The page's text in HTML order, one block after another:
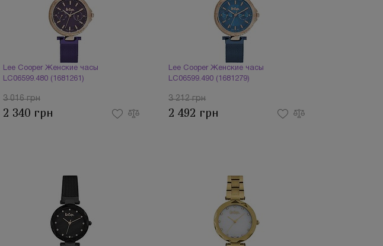
Lee Cooper Женские часы
LC06599.480 (1681261)
3 016 грн
2 340 грн
Lee Cooper Женские часы
LC06599.490 (1681279)
3 212 грн
2 492 грн